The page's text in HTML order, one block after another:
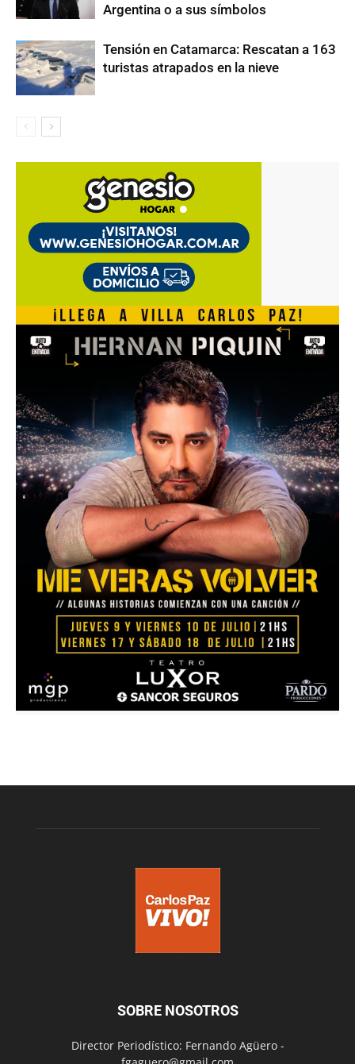
Argentina o a sus símbolos
Tensión en Catamarca: Rescatan a 163
turistas atrapados en la nieve
SOBRE NOSOTROS
Director Periodístico: Fernando Agüero -